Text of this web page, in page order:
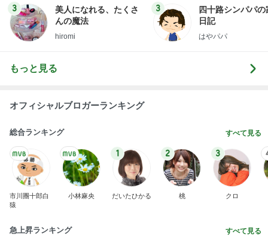
3
美人になれる、たくさ
んの魔法
hiromi
3
四十路シンパパの
日記
はやパパ
もっと見る
オフィシャルブロガーランキング
総合ランキング すべて見る
市川團十郎白
猿
小林麻央
1
だいたひかる
2
桃
3
クロ
急上昇ランキング すべて見る